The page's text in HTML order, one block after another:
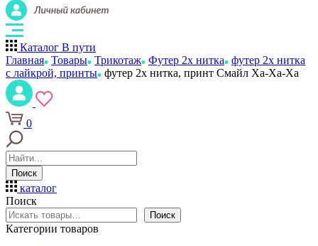
Каталог В пути
Главная Товары Трикотаж Футер 2х нитка
футер 2х нитка
с лайкрой, принты футер 2х нитка, принт Смайл Ха-Ха-Ха
0
Поиск
каталог
Поиск
Поиск
Категории товаров